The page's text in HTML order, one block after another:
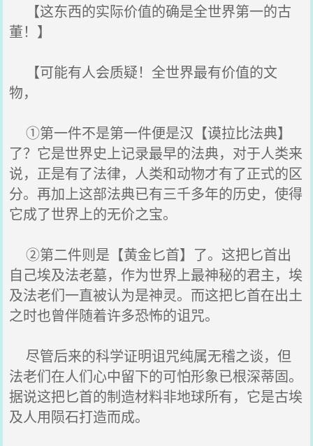
【这东西的实际价值的确是全世界第一的古
董！】
【可能有人会质疑！全世界最有价值的文
物，
①第一件不是第一件便是汉【谟拉比法典】
了？它是世界史上记录最早的法典，对于人类来
说，正是有了法律，人类和动物才有了正式的区
分。再加上这部法典已有三千多年的历史，使得
它成了世界上的无价之宝。
②第二件则是【黄金匕首】了。这把匕首出
自己埃及法老墓，作为世界上最神秘的君主，埃
及法老们一直被认为是神灵。而这把匕首在出土
之时也曾伴随着许多恐怖的诅咒。
尽管后来的科学证明诅咒纯属无稽之谈，但
法老们在人们心中留下的可怕形象已根深蒂固。
据说这把匕首的制造材料非地球所有，它是古埃
及人用陨石打造而成。